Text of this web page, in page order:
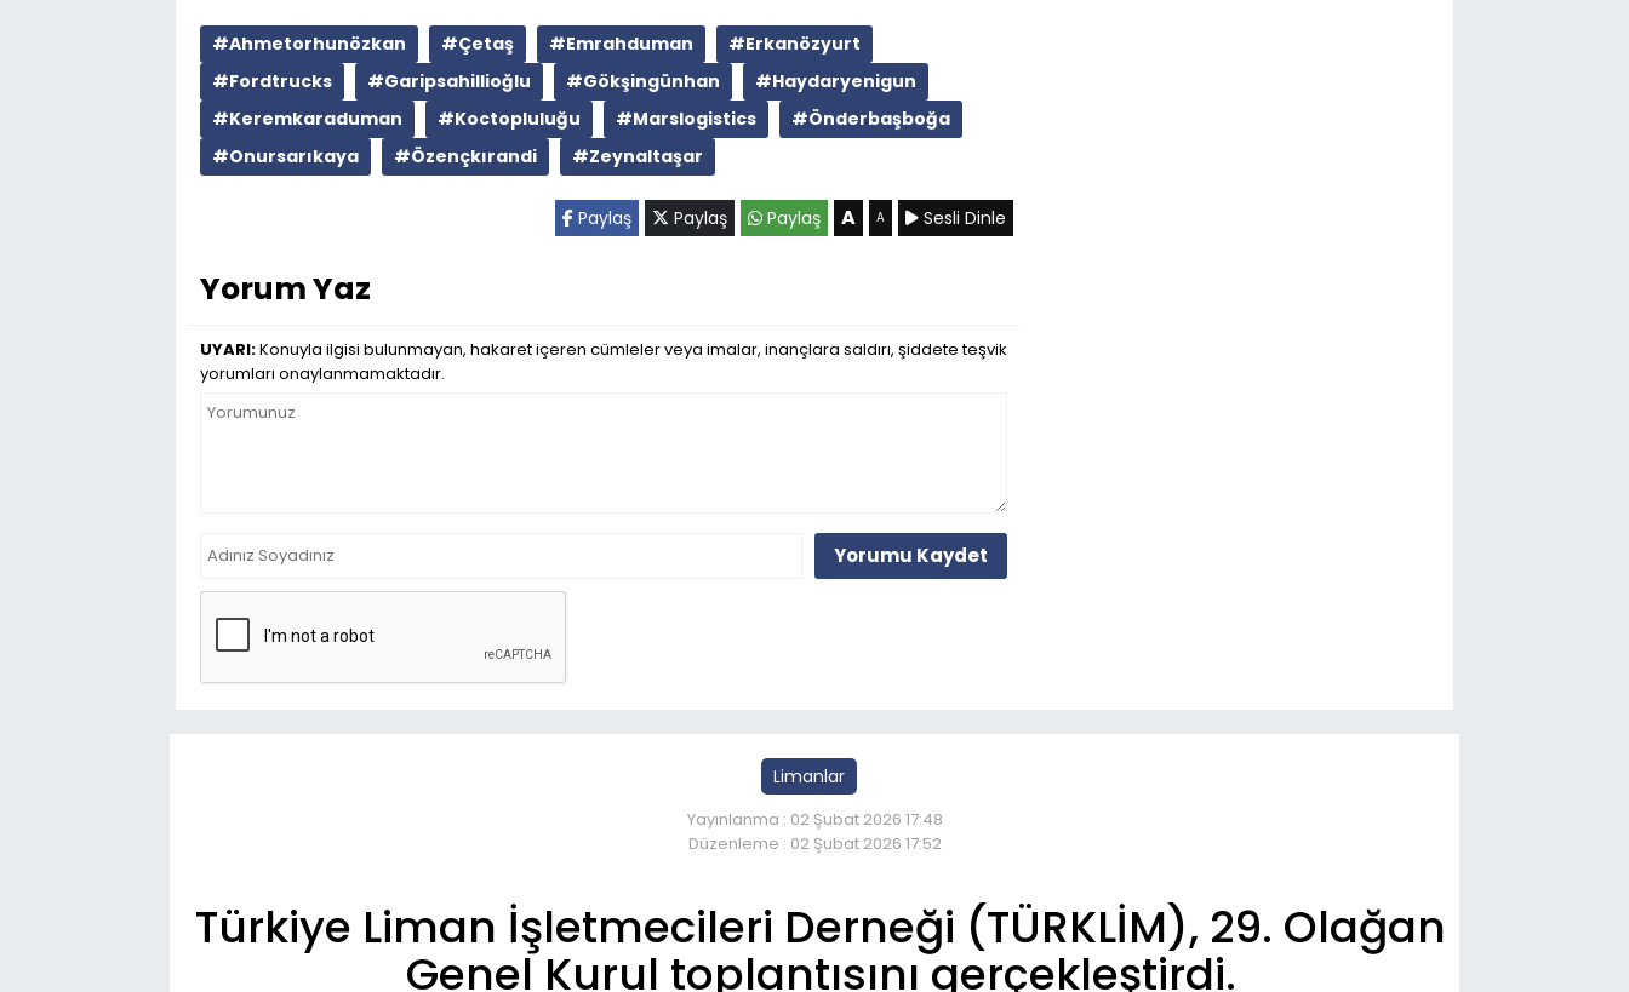
#Ahmetorhunözkan #Çetaş #Emrahduman
#Erkanözyurt
#Fordtrucks
#Garipsahillioğlu #Gökşingünhan
#Haydaryenigun
#Keremkaraduman
#Koctopluluğu #Marslogistics
#Önderbaşboğa
#Onursarıkaya
#Özençkırandi #Zeynaltaşar
Paylaş Paylaş Paylaş A A Sesli Dinle
Yorum Yaz
UYARI:Konuyla ilgisi bulunmayan, hakaret içeren cümleler veya imalar, inançlara saldırı, şiddete teşvik
yorumları onaylanmamaktadır.
Yorumu Kaydet
Limanlar
Yayınlanma : 02 Şubat 2026 17:48
Düzenleme : 02 Şubat 2026 17:52
Türkiye Liman İşletmecileri Derneği (TÜRKLİM), 29. Olağan
Genel Kurul toplantısını gerçekleştirdi.